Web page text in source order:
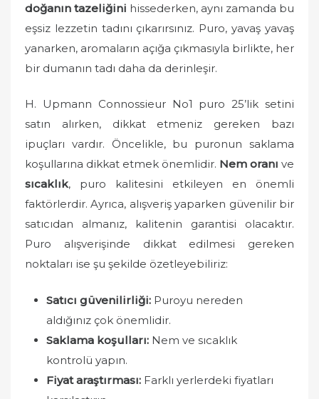
doğanın tazeliğini hissederken, aynı zamanda bu
eşsiz lezzetin tadını çıkarırsınız. Puro, yavaş yavaş
yanarken, aromaların açığa çıkmasıyla birlikte, her
bir dumanın tadı daha da derinleşir.
H. Upmann Connossieur No1 puro 25’lik setini
satın alırken, dikkat etmeniz gereken bazı
ipuçları vardır. Öncelikle, bu puronun saklama
koşullarına dikkat etmek önemlidir. Nem oranı ve
sıcaklık, puro kalitesini etkileyen en önemli
faktörlerdir. Ayrıca, alışveriş yaparken güvenilir bir
satıcıdan almanız, kalitenin garantisi olacaktır.
Puro alışverişinde dikkat edilmesi gereken
noktaları ise şu şekilde özetleyebiliriz:
Satıcı güvenilirliği: Puroyu nereden
aldığınız çok önemlidir.
Saklama koşulları: Nem ve sıcaklık
kontrolü yapın.
Fiyat araştırması: Farklı yerlerdeki fiyatları